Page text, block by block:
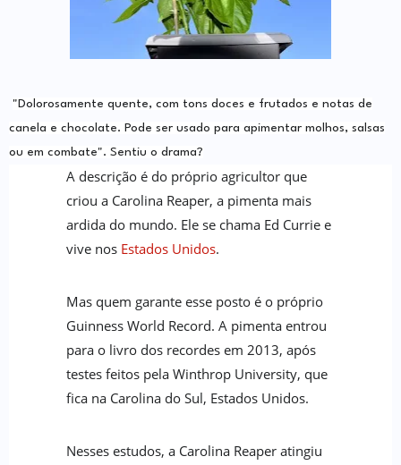
" Dolorosamente quente, com tons doces e frutados e notas de
canela e chocolate. Pode ser usado para apimentar molhos, salsas
ou em combate". Sentiu o drama?
A descrição é do próprio agricultor que
criou a Carolina Reaper, a pimenta mais
ardida do mundo. Ele se chama Ed Currie e
vive nos Estados Unidos.
Mas quem garante esse posto é o próprio
Guinness World Record. A pimenta entrou
para o livro dos recordes em 2013, após
testes feitos pela Winthrop University, que
fica na Carolina do Sul, Estados Unidos.
Nesses estudos, a Carolina Reaper atingiu